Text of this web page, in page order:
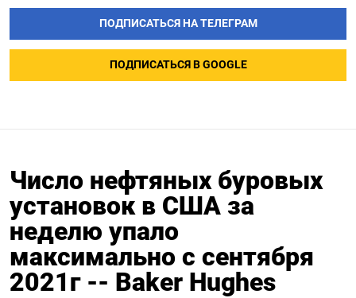
ПОДПИСАТЬСЯ НА ТЕЛЕГРАМ
ПОДПИСАТЬСЯ В GOOGLE
Число нефтяных буровых
установок в США за
неделю упало
максимально с сентября
2021г -- Baker Hughes